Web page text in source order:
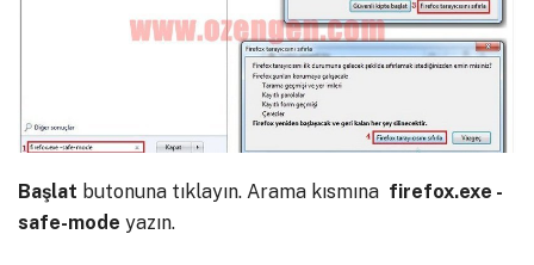
Başlat butonuna tıklayın. Arama kısmına firefox.exe -
safe-mode yazın.